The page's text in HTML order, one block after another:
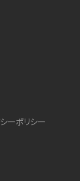
ーポリシー